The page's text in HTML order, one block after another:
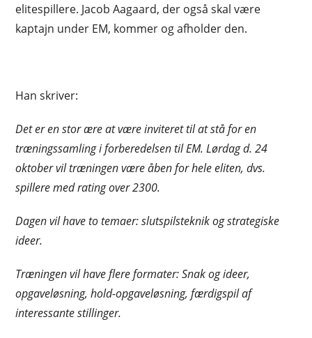
elitespillere. Jacob Aagaard, der også skal være
kaptajn under EM, kommer og afholder den.
Han skriver:
Det er en stor ære at være inviteret til at stå for en
træningssamling i forberedelsen til EM. Lørdag d. 24
oktober vil træningen være åben for hele eliten, dvs.
spillere med rating over 2300.
Dagen vil have to temaer: slutspilsteknik og strategiske
ideer.
Træningen vil have flere formater: Snak og ideer,
opgaveløsning, hold-opgaveløsning, færdigspil af
interessante stillinger.